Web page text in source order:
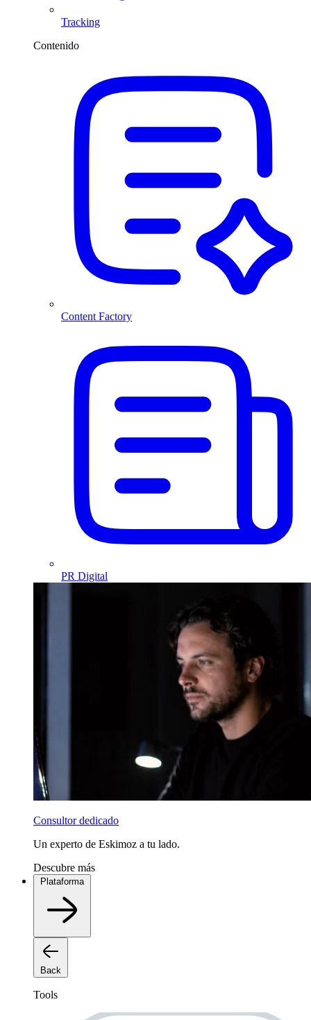
Tracking
Contenido
Content Factory
PR Digital
Consultor dedicado
Un experto de Eskimoz a tu lado.
Descubre más
Plataforma
Back
Tools